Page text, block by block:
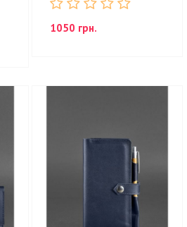
1050 грн.